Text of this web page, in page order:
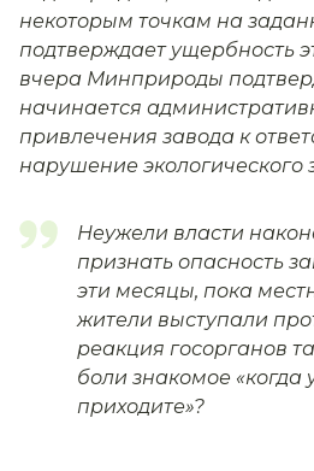
некоторым точкам на
подтверждает ущербность
вчера Минприроды
начинается
привлечения завода к
нарушение экологического
Неужели власти
признать опасность
эти месяцы, пока
жители выступали
реакция госорганов
боли знакомое «когда
приходите»?